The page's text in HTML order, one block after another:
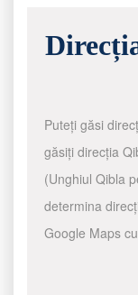
Puteți găsi
găsiți direcția
(Unghiul Qibla
determina
Google Maps